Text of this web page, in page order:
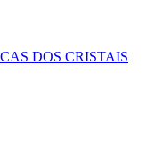
DOS CRISTAIS